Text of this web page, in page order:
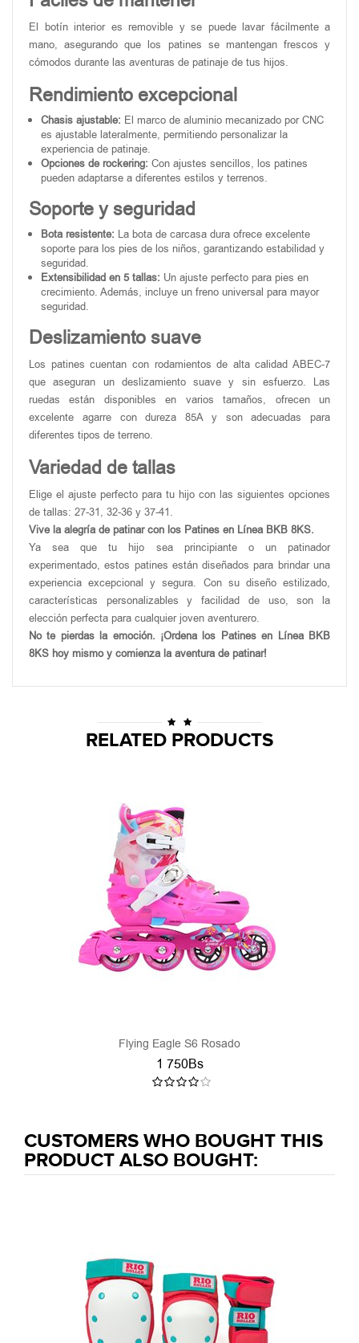
El botín interior es removible y se puede lavar fácilmente a
mano, asegurando que los patines se mantengan frescos y
cómodos durante las aventuras de patinaje de tus hijos.
Rendimiento excepcional
Chasis ajustable: El marco de aluminio mecanizado por CNC
es ajustable lateralmente, permitiendo personalizar la
experiencia de patinaje.
Opciones de rockering: Con ajustes sencillos, los patines
pueden adaptarse a diferentes estilos y terrenos.
Soporte y seguridad
Bota resistente: La bota de carcasa dura ofrece excelente
soporte para los pies de los niños, garantizando estabilidad y
seguridad.
Extensibilidad en 5 tallas: Un ajuste perfecto para pies en
crecimiento. Además, incluye un freno universal para mayor
seguridad.
Deslizamiento suave
Los patines cuentan con rodamientos de alta calidad ABEC-7
que aseguran un deslizamiento suave y sin esfuerzo. Las
ruedas están disponibles en varios tamaños, ofrecen un
excelente agarre con dureza 85A y son adecuadas para
diferentes tipos de terreno.
Variedad de tallas
Elige el ajuste perfecto para tu hijo con las siguientes opciones
de tallas: 27-31, 32-36 y 37-41.
Vive la alegría de patinar con los Patines en Línea BKB 8KS.
Ya sea que tu hijo sea principiante o un patinador
experimentado, estos patines están diseñados para brindar una
experiencia excepcional y segura. Con su diseño estilizado,
características personalizables y facilidad de uso, son la
elección perfecta para cualquier joven aventurero.
No te pierdas la emoción. ¡Ordena los Patines en Línea BKB
8KS hoy mismo y comienza la aventura de patinar!
RELATED PRODUCTS
Flying Eagle S6 Rosado
1 750Bs
CUSTOMERS WHO BOUGHT THIS
PRODUCT ALSO BOUGHT: